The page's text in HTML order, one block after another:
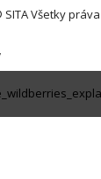
SITA Všetky